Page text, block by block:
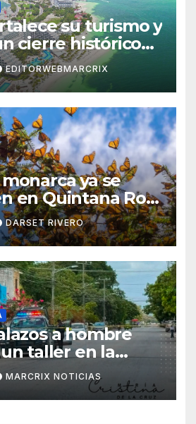
su turismo y
cierre histórico
EDITORWEBMARCRIX
ya se
en Quintana Roo;
impulsa un
proteger la
DARSET RIVERO
a hombre
taller en la
222 de
MARCRIX NOTICIAS